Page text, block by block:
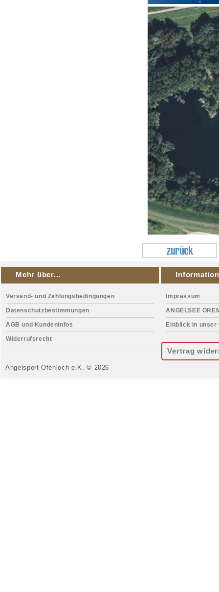
Mehr über...
Versand- und Zahlungsbedingungen
Datenschutzbestimmungen
AGB und Kundeninfos
Widerrufsrecht
Impressum
ANGELSEE
Einblick in unser
Vertrag
Angelsport-Ofenloch e.K. © 2026